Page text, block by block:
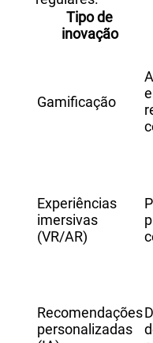
Tipo de
inovação
Gamificação
Experiências
imersivas
(VR/AR)
Recomendações
personalizadas